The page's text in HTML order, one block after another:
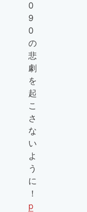
0
9
0
の
悲
劇
を
起
こ
さ
な
い
よ
う
に
！
p